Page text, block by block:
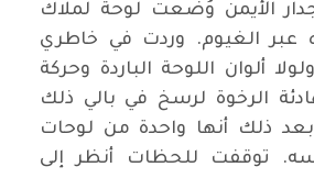
الأيمن وُضعت لوحة لملاك
عبر الغيوم. وردت في خاطري
ألوان اللوحة الباردة وحركة
الرخوة لرسخ في بالي ذلك
بعد ذلك أنها واحدة من لوحات
توقفت للحظات أنظر إلى